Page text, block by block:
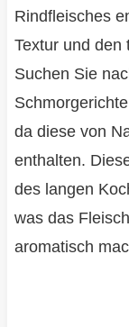
Rindfleisches
Textur und den
Suchen Sie
da diese von
enthalten.
des langen
was das
aromatisch